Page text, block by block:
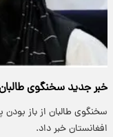
خبر جدید سخنگوی طالبان
سخنگوی طالبان از باز بودن
افغانستان خبر داد.